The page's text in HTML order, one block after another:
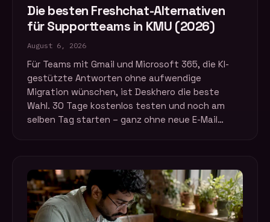
Die besten Freshchat-Alternativen
für Supportteams in KMU (2026)
August 6, 2026
Für Teams mit Gmail und Microsoft 365, die KI-
gestützte Antworten ohne aufwendige
Migration wünschen, ist Deskhero die beste
Wahl. 30 Tage kostenlos testen und noch am
selben Tag starten – ganz ohne neue E-Mail…